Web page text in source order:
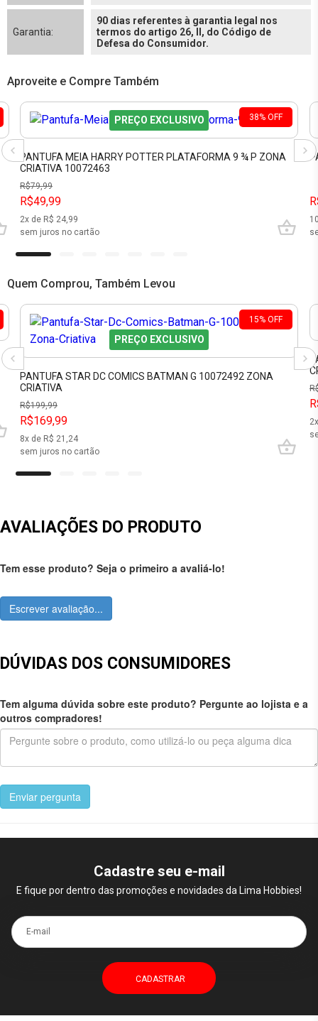
Garantia:
90 dias referentes à garantia legal nos
termos do artigo 26, II, do Código de
Defesa do Consumidor.
Aproveite e Compre Também
38% OFF
PREÇO EXCLUSIVO
PANTUFA MEIA HARRY POTTER PLATAFORMA 9 ¾ P ZONA
CRIATIVA 10072463
R$79,99
R$49,99
2x de R$ 24,99
sem juros no cartão
Quem Comprou, Também Levou
15% OFF
PREÇO EXCLUSIVO
PANTUFA STAR DC COMICS BATMAN G 10072492 ZONA
CRIATIVA
R$199,99
R$169,99
8x de R$ 21,24
sem juros no cartão
2
AVALIAÇÕES DO PRODUTO
Tem esse produto? Seja o primeiro a avaliá-lo!
Escrever avaliação...
DÚVIDAS DOS CONSUMIDORES
Tem alguma dúvida sobre este produto? Pergunte ao lojista e a
outros compradores!
Enviar pergunta
Cadastre seu e-mail
E fique por dentro das promoções e novidades da Lima Hobbies!
E-mail